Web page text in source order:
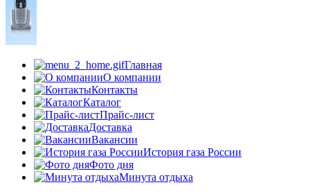
Главная
О компании
Контакты
Каталог
Прайс-лист
Доставка
Вакансии
История газа России
Фото дня
Минута отдыха